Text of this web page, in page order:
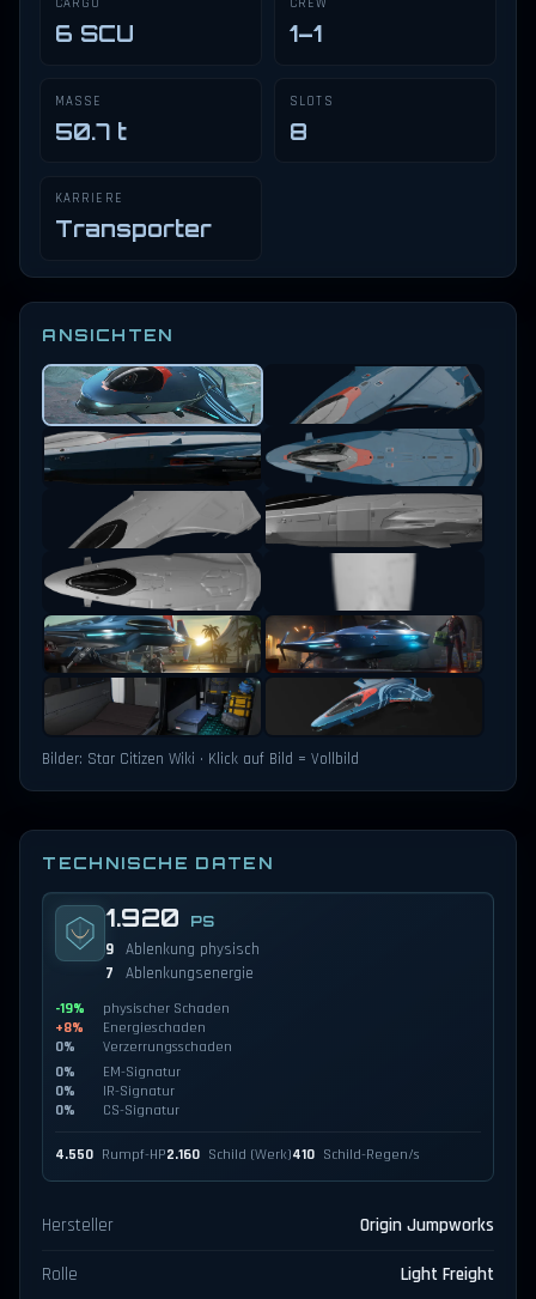
CARGO
6 SCU
CREW
1–1
MASSE
50.7 t
SLOTS
8
KARRIERE
Transporter
ANSICHTEN
Bilder: Star Citizen Wiki · Klick auf Bild = Vollbild
TECHNISCHE DATEN
1.920 PS
9 Ablenkung physisch
7
Ablenkungsenergie
-19%
physischer Schaden
+8%
Energieschaden
0%
Verzerrungsschaden
0%
EM-Signatur
0%
IR-Signatur
0%
CS-Signatur
4.550 Rumpf-HP2.160 Schild (Werk)410 Schild-Regen/s
Hersteller Origin Jumpworks
Rolle Light Freight